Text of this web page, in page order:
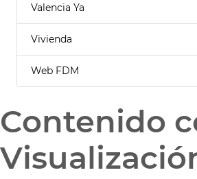
Valencia Ya
Vivienda
Web FDM
Contenido